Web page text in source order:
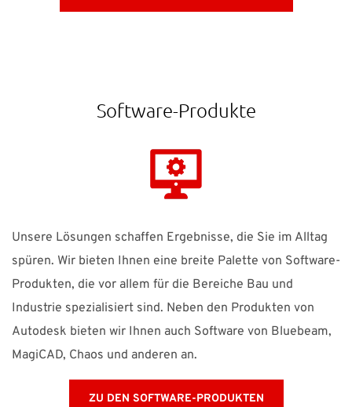
Software-Produkte
Unsere Lösungen schaffen Ergebnisse, die Sie im Alltag
spüren. Wir bieten Ihnen eine breite Palette von Software-
Produkten, die vor allem für die Bereiche Bau und
Industrie spezialisiert sind. Neben den Produkten von
Autodesk bieten wir Ihnen auch Software von Bluebeam,
MagiCAD, Chaos und anderen an.
ZU DEN SOFTWARE-PRODUKTEN